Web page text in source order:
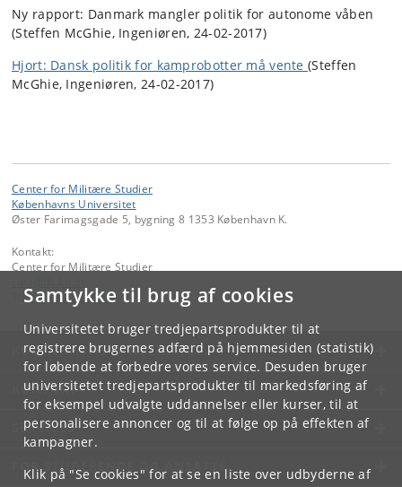
Samtykke til brug af cookies
Universitetet bruger tredjepartsprodukter til at
registrere brugernes adfærd på hjemmesiden (statistik)
for løbende at forbedre vores service. Desuden bruger
universitetet tredjepartsprodukter til markedsføring af
for eksempel udvalgte uddannelser eller kurser, til at
personalisere annoncer og til at følge op på effekten af
kampagner.
Klik på "Se cookies" for at se en liste over udbyderne af
Ny rapport: Danmark mangler politik for autonome våben
(Steffen McGhie, Ingeniøren, 24-02-2017)
Hjort: Dansk politik for kamprobotter må vente(Steffen
McGhie, Ingeniøren, 24-02-2017)
Center for Militære Studier
Københavns Universitet
Øster Farimagsgade 5, bygning 8 1353 København K.
Kontakt:
Center for Militære Studier
Tlf: +45 35 32 40 88
KØBENHAVNS UNIVERSITET
KONTAKT
SERVICES
FOR STUDERENDE OG ANSATTE